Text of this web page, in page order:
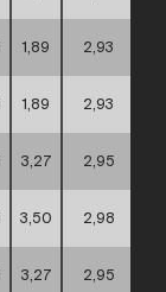
1,89 2,93
1,89 2,93
3,27 2,95
3,50 2,98
3,27 2,95